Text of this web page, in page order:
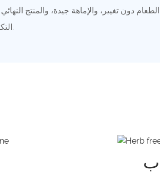
دون تغيير، والإماهة جيدة، والمنتج
التكلفة، و يتم تمديد العمر الافتراضي.